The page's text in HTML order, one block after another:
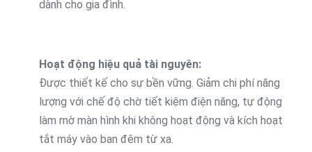
dành cho gia đình.
Hoạt động hiệu quả tài nguyên:
Được thiết kế cho sự bền vững. Giảm chi phí năng
lượng với chế độ chờ tiết kiệm điện năng, tự động
làm mờ màn hình khi không hoạt động và kích hoạt
tắt máy vào ban đêm từ xa.